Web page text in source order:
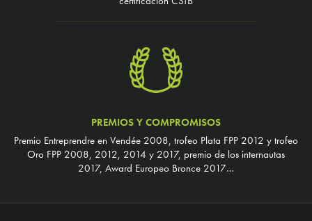
PREMIOS Y COMPROMISOS
Premio Entreprendre en Vendée 2008, trofeo Plata FPP 2012 y trofeo
Oro FPP 2008, 2012, 2014 y 2017, premio de los internautas
2017, Award Europeo Bronce 2017…